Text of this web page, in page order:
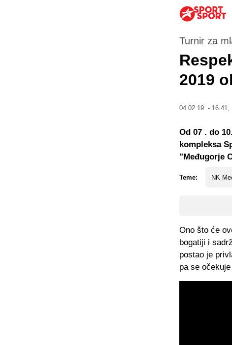
Turnir za
2019
04.02.19. - 16:41,
Teme: NK
Od 07 . do
kompleksa
"Međugorje
Ono što će
bogatiji i
postao je
pa se